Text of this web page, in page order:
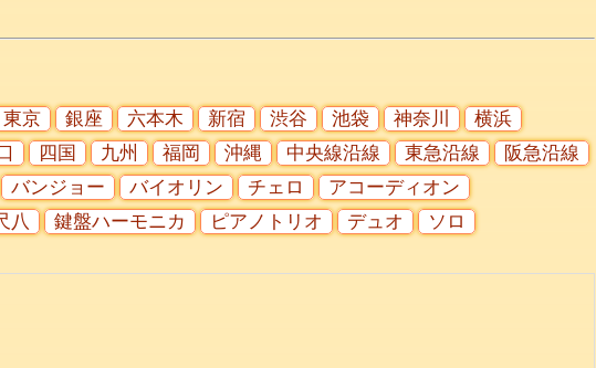
東京 銀座 六本木 新宿 渋谷 池袋 神奈川
横浜
四国 九州 福岡 沖縄 中央線沿線 東急沿線
阪急沿線
バンジョー バイオリン チェロ
アコーディオン
八 鍵盤ハーモニカ ピアノトリオ デュオ
ソロ